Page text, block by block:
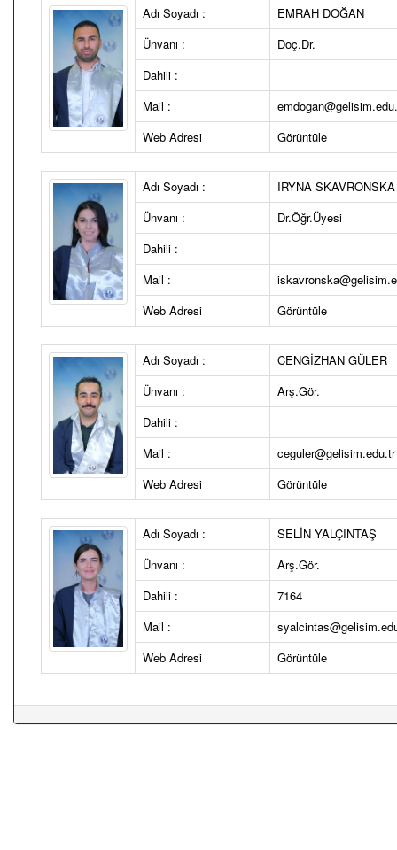
Adı Soyadı :
EMRAH DOĞAN
Ünvanı :
Doç.Dr.
Dahili :
Mail :
Web Adresi
Görüntüle
Adı Soyadı :
IRYNA SKAVRONSKA
Ünvanı :
Dr.Öğr.Üyesi
Dahili :
Mail :
Web Adresi
Görüntüle
Adı Soyadı :
CENGİZHAN GÜLER
Ünvanı :
Arş.Gör.
Dahili :
Mail :
ceguler@gelisim.edu.tr
Web Adresi
Görüntüle
Adı Soyadı :
SELİN YALÇINTAŞ
Ünvanı :
Arş.Gör.
Dahili :
7164
Mail :
Web Adresi
Görüntüle